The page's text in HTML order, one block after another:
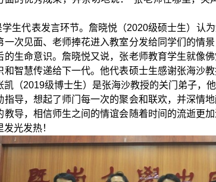
生代表发言环节。詹晓悦（2020级硕士生）认
一次见面、老师捧花进入教室分发给同学们的情
的生命意识。詹晓悦又说，张老师教育学生就像
和智慧传递给下一代。他代表硕士生感谢张海沙
凯（2019级博士生）是张海沙教授的关门弟子，
指导，想起了师门每一次的聚会和联欢，并深情
教导，相信师生之间的情谊会随着时间的流逝更
光发热！